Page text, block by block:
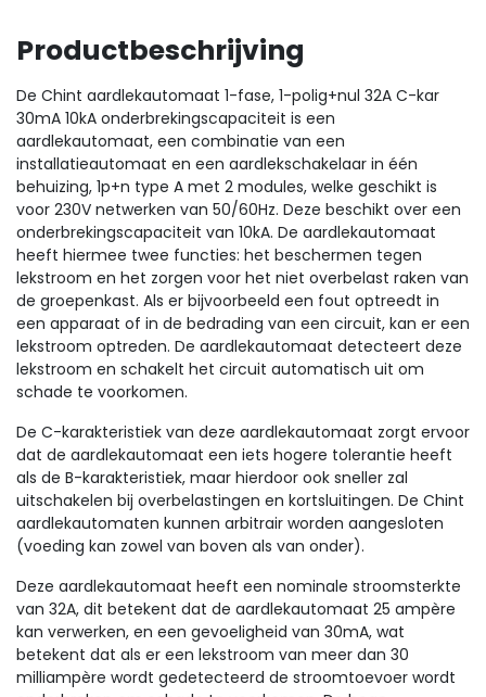
Productbeschrijving
De Chint aardlekautomaat 1-fase, 1-polig+nul 32A C-kar
30mA 10kA onderbrekingscapaciteit is een
aardlekautomaat, een combinatie van een
installatieautomaat en een aardlekschakelaar in één
behuizing, 1p+n type A met 2 modules, welke geschikt is
voor 230V netwerken van 50/60Hz. Deze beschikt over een
onderbrekingscapaciteit van 10kA. De aardlekautomaat
heeft hiermee twee functies: het beschermen tegen
lekstroom en het zorgen voor het niet overbelast raken van
de groepenkast. Als er bijvoorbeeld een fout optreedt in
een apparaat of in de bedrading van een circuit, kan er een
lekstroom optreden. De aardlekautomaat detecteert deze
lekstroom en schakelt het circuit automatisch uit om
schade te voorkomen.
De C-karakteristiek van deze aardlekautomaat zorgt ervoor
dat de aardlekautomaat een iets hogere tolerantie heeft
als de B-karakteristiek, maar hierdoor ook sneller zal
uitschakelen bij overbelastingen en kortsluitingen. De Chint
aardlekautomaten kunnen arbitrair worden aangesloten
(voeding kan zowel van boven als van onder).
Deze aardlekautomaat heeft een nominale stroomsterkte
van 32A, dit betekent dat de aardlekautomaat 25 ampère
kan verwerken, en een gevoeligheid van 30mA, wat
betekent dat als er een lekstroom van meer dan 30
milliampère wordt gedetecteerd de stroomtoevoer wordt